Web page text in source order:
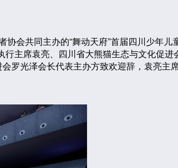
会共同主办的“舞动天府”首届四川少年儿
主席袁亮、四川省大熊猫生态与文化促进
罗光泽会长代表主办方致欢迎辞，袁亮主